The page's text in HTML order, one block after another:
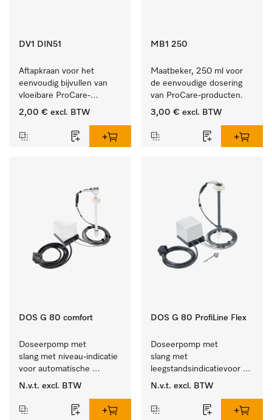
DV1 DIN51
Aftapkraan voor het
eenvoudig bijvullen van
vloeibare ProCare-
producten.
2,00 € excl. BTW
MB1 250
Maatbeker, 250 ml voor
de eenvoudige dosering
van ProCare-producten.
3,00 € excl. BTW
DOS G 80 comfort
Doseerpomp met
slang met niveau-indicatie
voor automatische
dosering van vloeibare
N.v.t. excl. BTW
DOS G 80 ProfiLine Flex
Doseerpomp met
slang met
leegstandsindicatievoor
de autom. dosering van
N.v.t. excl. BTW